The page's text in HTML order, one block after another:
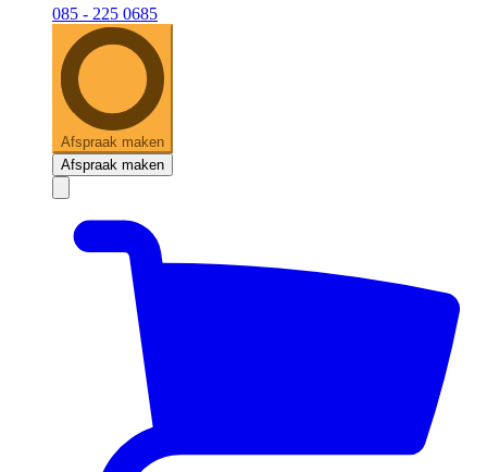
085 - 225 0685
Afspraak maken
Afspraak maken